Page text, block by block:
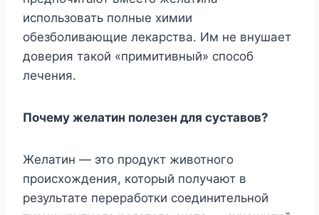
использовать полные химии
обезболивающие лекарства. Им не внушает
доверия такой «примитивный» способ
лечения.
Почему желатин полезен для суставов?
Желатин — это продукт животного
происхождения, который получают в
результате переработки соединительной